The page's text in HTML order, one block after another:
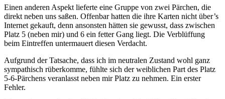
Einen anderen Aspekt lieferte eine Gruppe von zwei Pärchen, die
direkt neben uns saßen. Offenbar hatten die ihre Karten nicht über’s
Internet gekauft, denn ansonsten hätten sie gewusst, dass zwischen
Platz 5 (neben mir) und 6 ein fetter Gang liegt. Die Verblüffung
beim Eintreffen untermauert diesen Verdacht.
Aufgrund der Tatsache, dass ich im neutralen Zustand wohl ganz
sympathisch rüberkomme, fühlte sich der weiblichen Part des Platz
5-6-Pärchens veranlasst neben mir Platz zu nehmen. Ein erster
Fehler.